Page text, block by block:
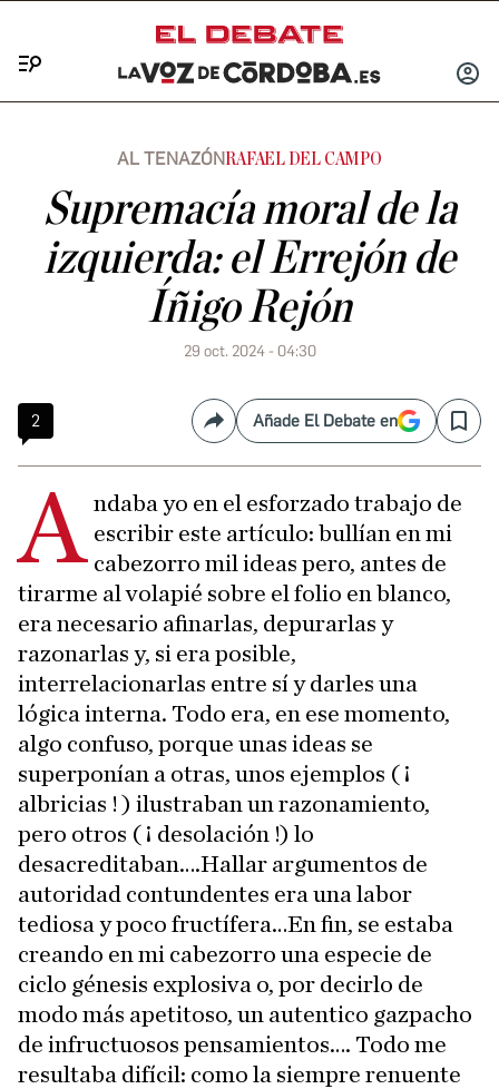
INICIAR
AL TENAZÓN RAFAEL DEL CAMPO
Supremacía moral de la
izquierda: el Errejón de
Íñigo Rejón
29 oct. 2024 - 04:30
2 CompartirAñade El Debate en Save
A ndaba yo en el esforzado trabajo de
escribir este artículo: bullían en mi
cabezorro mil ideas pero, antes de
tirarme al volapié sobre el folio en blanco,
era necesario afinarlas, depurarlas y
razonarlas y, si era posible,
interrelacionarlas entre sí y darles una
lógica interna. Todo era, en ese momento,
algo confuso, porque unas ideas se
superponían a otras, unos ejemplos ( ¡
albricias ! ) ilustraban un razonamiento,
pero otros ( ¡ desolación !) lo
desacreditaban….Hallar argumentos de
autoridad contundentes era una labor
tediosa y poco fructífera…En fin, se estaba
creando en mi cabezorro una especie de
ciclo génesis explosiva o, por decirlo de
modo más apetitoso, un autentico gazpacho
de infructuosos pensamientos…. Todo me
resultaba difícil: como la siempre renuente